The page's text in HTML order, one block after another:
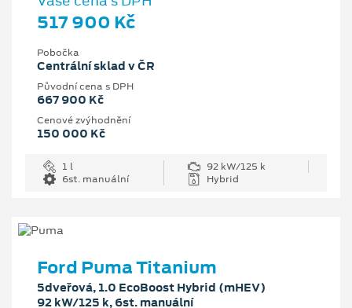
517 900 Kč
Pobočka
Centrální sklad v ČR
Původní cena s DPH
667 900 Kč
Cenové zvýhodnění
150 000 Kč
1 l
92 kW/125 k
6st. manuální
Hybrid
Ford Puma Titanium
5dveřová, 1.0 EcoBoost Hybrid (mHEV)
92 kW/125 k, 6st. manuální